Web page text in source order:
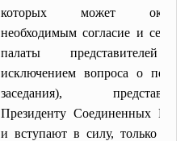
которых может
необходимым согласие и
палаты представителей
исключением вопроса о
заседания),
Президенту Соединенных
и вступают в силу, только